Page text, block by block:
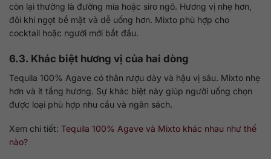
còn lại thường là đường mía hoặc siro ngô. Hương vị nhẹ hơn,
đôi khi ngọt bề mặt và dễ uống hơn. Mixto phù hợp cho
cocktail hoặc người mới bắt đầu.
6.3. Khác biệt hương vị của hai dòng
Tequila 100% Agave có thân rượu dày và hậu vị sâu. Mixto nhẹ
hơn và ít tầng hương. Sự khác biệt này giúp người uống chọn
được loại phù hợp nhu cầu và ngân sách.
Xem chi tiết: Tequila 100% Agave và Mixto khác nhau như thế
nào?